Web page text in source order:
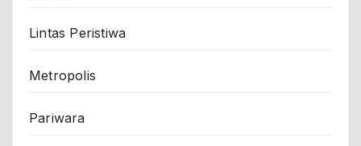
Lintas Peristiwa
Metropolis
Pariwara